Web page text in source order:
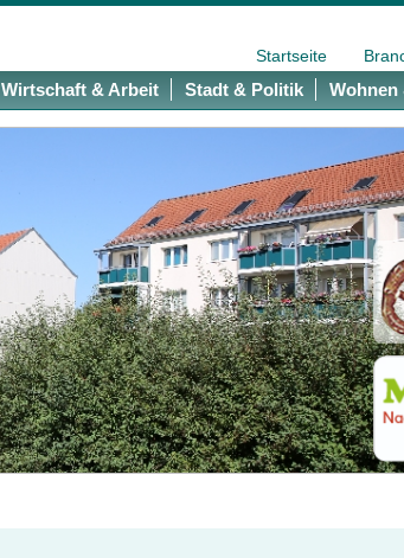
Startseite
Wirtschaft & Arbeit Stadt & Politik Wohnen